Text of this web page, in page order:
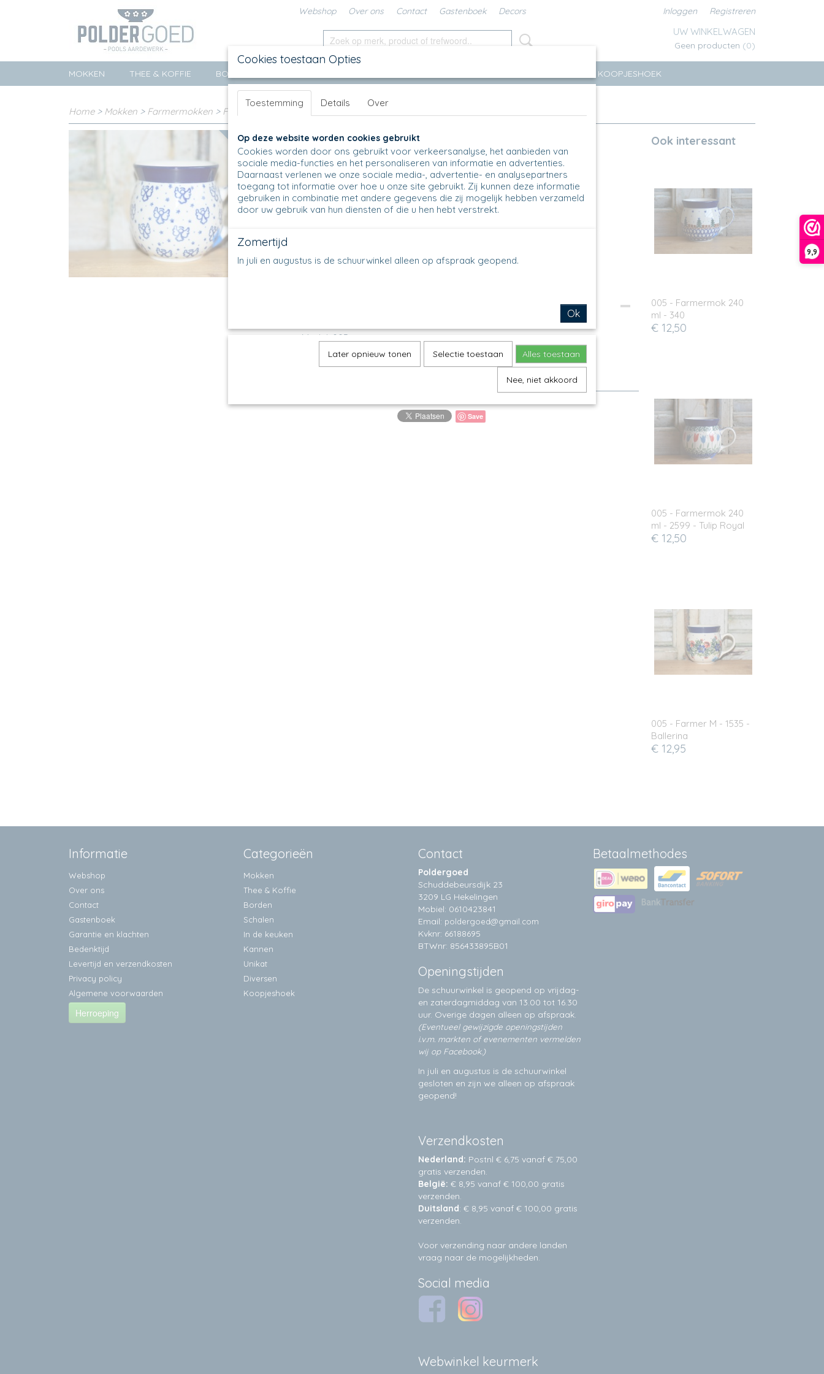
9,9
Webshop Over ons Contact Gastenboek Decors Inloggen Registreren
UW WINKELWAGEN
Geen producten (0)
Cookies toestaan Opties
Toestemming Details Over
Op deze website worden cookies gebruikt
Cookies worden door ons gebruikt voor verkeersanalyse, het aanbieden van
sociale media-functies en het personaliseren van informatie en advertenties.
Daarnaast verlenen we onze sociale media-, advertentie- en analysepartners
toegang tot informatie over hoe u onze site gebruikt. Zij kunnen deze informatie
gebruiken in combinatie met andere gegevens die zij mogelijk hebben verzameld
door uw gebruik van hun diensten of die u hen hebt verstrekt.
Zomertijd
In juli en augustus is de schuurwinkel alleen op afspraak geopend.
Ok
Later opnieuw tonen Selectie toestaan Alles toestaan
Nee, niet akkoord
MOKKEN THEE & KOFFIE BORDEN KOOPJESHOEK
Home> Mokken > Farmermokken > Farmermok M 005 - Farmermok 240 ml - 1411 - Angels
Koopjes
005 - Farmermok 240 ml - 1411 - Angels
€ 12,50 € 9,75 (inclusief btw 21%)
✓Op voorraad
Aantal
IN WINKELWAGEN
Model: 005
Decor: 1411X
Save
Ook interessant
005 - Farmermok 240
ml - 340
€ 12,50
005 - Farmermok 240
ml - 2599 - Tulip Royal
€ 12,50
005 - Farmer M - 1535 -
Ballerina
€ 12,95
Informatie
Webshop
Over ons
Contact
Gastenboek
Garantie en klachten
Bedenktijd
Levertijd en verzendkosten
Privacy policy
Algemene voorwaarden
Herroeping
Categorieën
Mokken
Thee & Koffie
Borden
Schalen
In de keuken
Kannen
Unikat
Diversen
Koopjeshoek
Contact
Poldergoed
Schuddebeursdijk 23
3209 LG Hekelingen
Mobiel: 0610423841
Email: poldergoed@gmail.com
Kvknr: 66188695
BTWnr: 856433895B01
Openingstijden
De schuurwinkel is geopend op vrijdag-
en zaterdagmiddag van 13.00 tot 16.30
uur. Overige dagen alleen op afspraak.
(Eventueel gewijzigde openingstijden
i.v.m. markten of evenementen vermelden
wij op Facebook.)
In juli en augustus is de schuurwinkel
gesloten en zijn we alleen op afspraak
geopend!
Verzendkosten
Nederland: Postnl € 6,75 vanaf € 75,00
gratis verzenden.
België: € 8,95 vanaf € 100,00 gratis
verzenden.
Duitsland: € 8,95 vanaf € 100,00 gratis
verzenden.
Voor verzending naar andere landen
vraag naar de mogelijkheden.
Social media
Webwinkel keurmerk
Betaalmethodes